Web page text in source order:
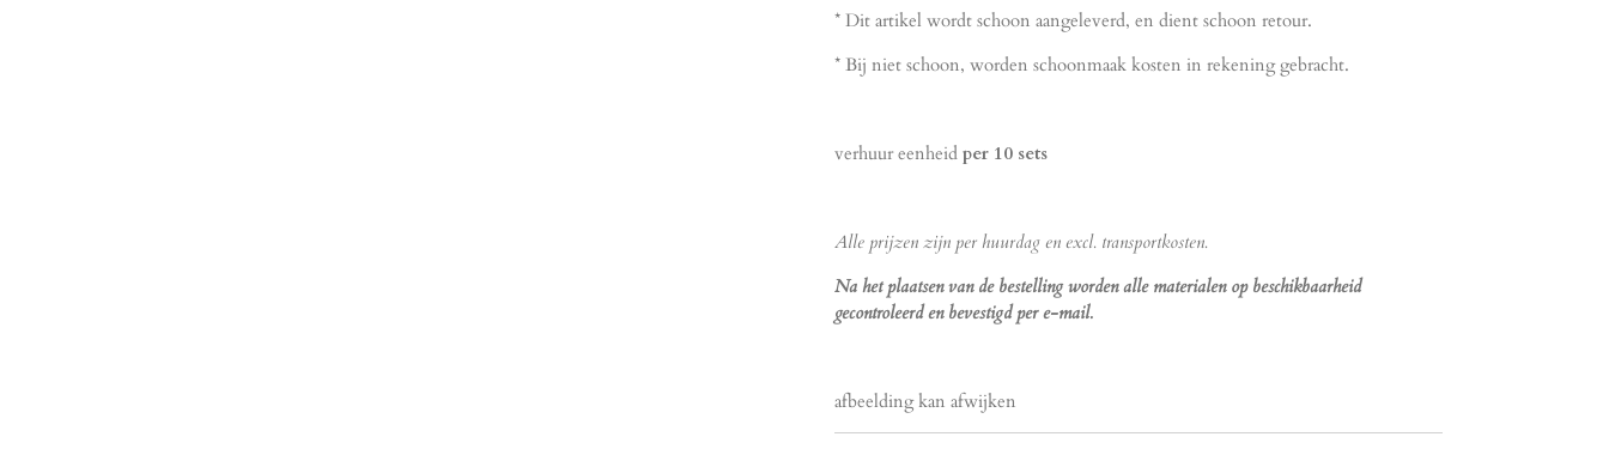
* Dit artikel wordt schoon aangeleverd, en dient schoon retour.
* Bij niet schoon, worden schoonmaak kosten in rekening gebracht.
verhuur eenheid per 10 sets
Alle prijzen zijn per huurdag en excl. transportkosten.
Na het plaatsen van de bestelling worden alle materialen op beschikbaarheid
gecontroleerd en bevestigd per e-mail.
afbeelding kan afwijken